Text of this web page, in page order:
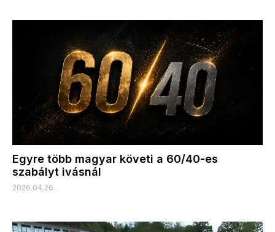
Egyre több magyar követi a 60/40-es
szabályt ivásnál
2026.04.26.